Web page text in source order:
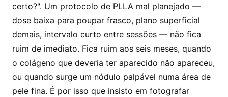
certo?". Um protocolo de PLLA mal planejado —
dose baixa para poupar frasco, plano superficial
demais, intervalo curto entre sessões — não fica
ruim de imediato. Fica ruim aos seis meses, quando
o colágeno que deveria ter aparecido não apareceu,
ou quando surge um nódulo palpável numa área de
pele fina. É por isso que insisto em fotografar